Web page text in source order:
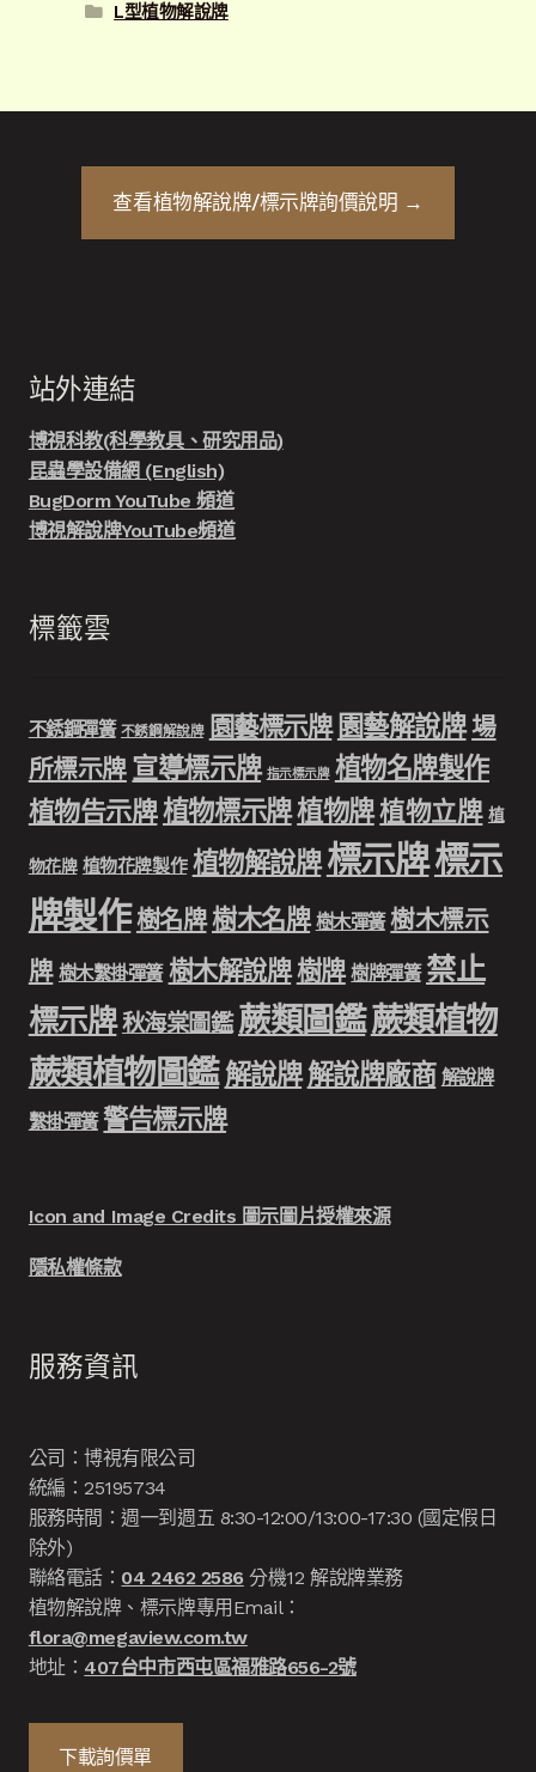
L型植物解說牌
查看植物解說牌/標示牌詢價說明 →
站外連結
博視科教(科學教具、研究用品)
昆蟲學設備網 (English)
BugDorm YouTube 頻道
博視解說牌YouTube頻道
標籤雲
不銹鋼彈簧 不銹鋼解說牌 園藝標示牌 園藝解說牌場
所標示牌 宣導標示牌 指示標示牌 植物名牌製作
植物告示牌植物標示牌植物牌植物立牌 植
物花牌 植物花牌製作 植物解說牌 標示牌標示
牌製作樹名牌樹木名牌 樹木彈簧 樹木標示
牌 樹木繫掛彈簧 樹木解說牌樹牌 樹牌彈簧 禁止
標示牌 秋海棠圖鑑 蕨類圖鑑蕨類植物
蕨類植物圖鑑解說牌解說牌廠商 解說牌
繫掛彈簧 警告標示牌
Icon and Image Credits 圖示圖片授權來源
隱私權條款
服務資訊
公司：博視有限公司
統編：25195734
服務時間：週一到週五 8:30-12:00/13:00-17:30 (國定假日
除外)
聯絡電話： 04 2462 2586分機12 解說牌業務
植物解說牌、標示牌專用Email：
flora@megaview.com.tw
地址： 407台中市西屯區福雅路656-2號
下載詢價單